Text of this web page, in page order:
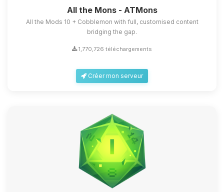
All the Mons - ATMons
All the Mods 10 + Cobblemon with full, customised content
bridging the gap.
1,770,726 téléchargements
Créer mon serveur